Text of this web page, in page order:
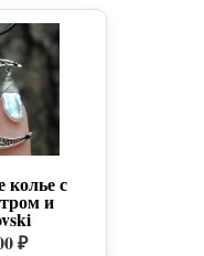
колье с
и
₽